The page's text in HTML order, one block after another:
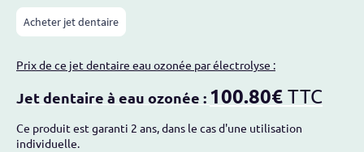
Acheter jet dentaire
Prix de ce jet dentaire eau ozonée par électrolyse :
Jet dentaire à eau ozonée : 100.80€ TTC
Ce produit est garanti 2 ans, dans le cas d'une utilisation
individuelle.